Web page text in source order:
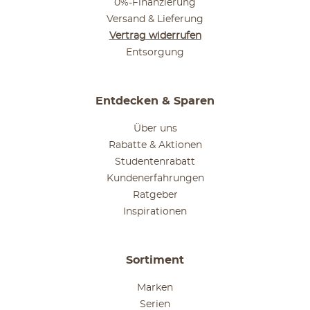
0%-Finanzierung
Versand & Lieferung
Vertrag widerrufen
Entsorgung
Entdecken & Sparen
Über uns
Rabatte & Aktionen
Studentenrabatt
Kundenerfahrungen
Ratgeber
Inspirationen
Sortiment
Marken
Serien